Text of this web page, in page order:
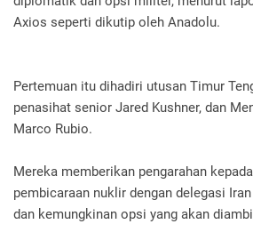
Axios seperti dikutip oleh Anadolu.
Pertemuan itu dihadiri utusan Timur
penasihat senior Jared Kushner, dan
Marco Rubio.
Mereka memberikan pengarahan
pembicaraan nuklir dengan delegasi
dan kemungkinan opsi yang akan